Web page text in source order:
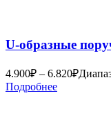
U-образные
4.900₽ – 6.820₽
Подробнее